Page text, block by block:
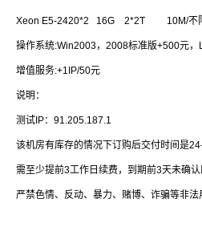
Xeon E5-2420*2 16G 2*2T 10M/不
操作系统:Win2003，2008标准版+500元
增值服务:+1IP/50元
说明：
测试IP：91.205.187.1
该机房有库存的情况下订购后交付时间是
需至少提前3工作日续费，到期前3天未确
严禁色情、反动、暴力、赌博、诈骗等非法